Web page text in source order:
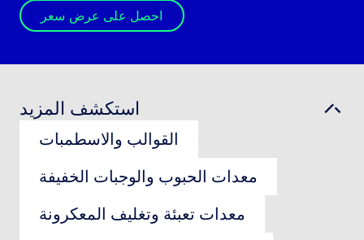
احصل على عرض سعر
استكشف المزيد
القوالب والاسطمبات
معدات الحبوب والوجبات الخفيفة
معدات تعبئة وتغليف المعكرونة